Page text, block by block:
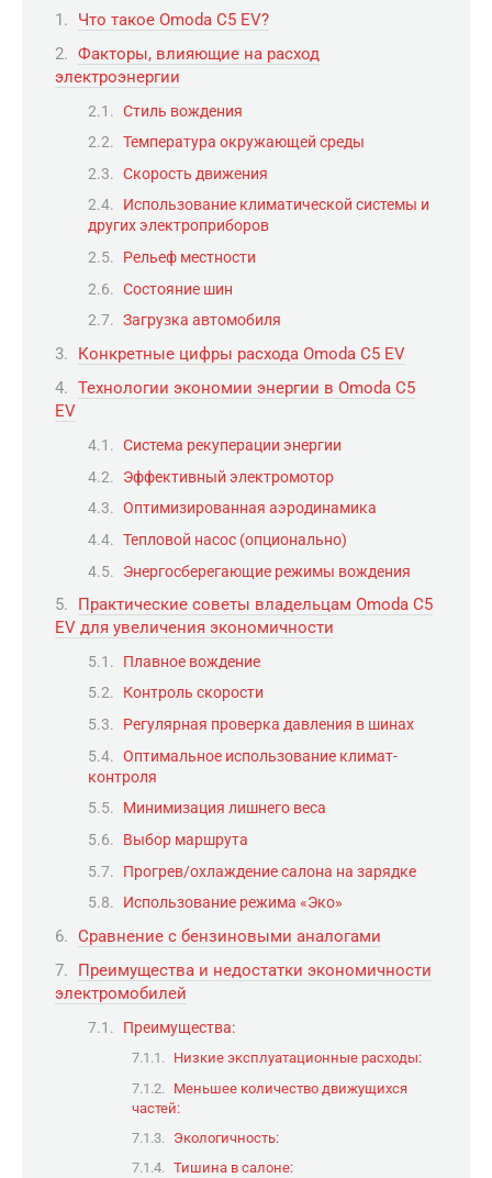
Что такое Omoda C5 EV?
Факторы, влияющие на расход
электроэнергии
Стиль вождения
Температура окружающей среды
Скорость движения
Использование климатической системы и
других электроприборов
Рельеф местности
Состояние шин
Загрузка автомобиля
Конкретные цифры расхода Omoda C5 EV
Технологии экономии энергии в Omoda C5
EV
Система рекуперации энергии
Эффективный электромотор
Оптимизированная аэродинамика
Тепловой насос (опционально)
Энергосберегающие режимы вождения
Практические советы владельцам Omoda C5
EV для увеличения экономичности
Плавное вождение
Контроль скорости
Регулярная проверка давления в шинах
Оптимальное использование климат-
контроля
Минимизация лишнего веса
Выбор маршрута
Прогрев/охлаждение салона на зарядке
Использование режима «Эко»
Сравнение с бензиновыми аналогами
Преимущества и недостатки экономичности
электромобилей
Преимущества:
Низкие эксплуатационные расходы:
Меньшее количество движущихся
частей:
Экологичность:
Тишина в салоне: